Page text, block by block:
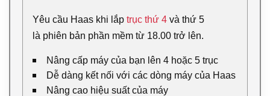
Yêu cầu Haas khi lắp trục thứ 4 và thứ 5
là phiên bản phần mềm từ 18.00 trở lên.
Nâng cấp máy của bạn lên 4 hoặc 5 trục
Dễ dàng kết nối với các dòng máy của Haas
Nâng cao hiệu suất của máy